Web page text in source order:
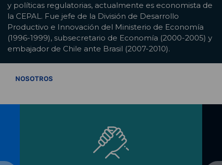
y políticas regulatorias, actualmente es economista de
la CEPAL. Fue jefe de la División de Desarrollo
Productivo e Innovación del Ministerio de Economía
(1996-1999), subsecretario de Economía (2000-2005) y
embajador de Chile ante Brasil (2007-2010).
NOSOTROS